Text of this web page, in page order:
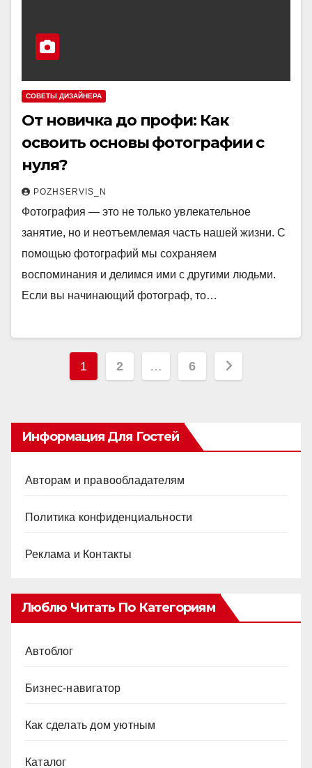
СОВЕТЫ ДИЗАЙНЕРА
От новичка до профи: Как
освоить основы фотографии с
нуля?
POZHSERVIS_N
Фотография — это не только увлекательное
занятие, но и неотъемлемая часть нашей жизни. С
помощью фотографий мы сохраняем
воспоминания и делимся ими с другими людьми.
Если вы начинающий фотограф, то…
Пагинация
1 2 … 6
Информация Для Гостей
Авторам и правообладателям
Политика конфиденциальности
Реклама и Контакты
Люблю Читать По Категориям
Автоблог
Бизнес-навигатор
Как сделать дом уютным
Каталог